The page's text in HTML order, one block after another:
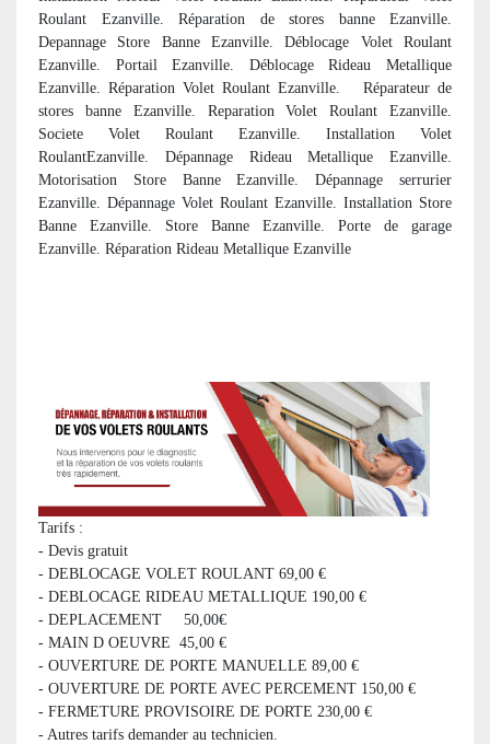
Roulant Ezanville. Réparation de stores banne Ezanville.
Depannage Store Banne Ezanville. Déblocage Volet Roulant
Ezanville. Portail Ezanville. Déblocage Rideau Metallique
Ezanville. Réparation Volet Roulant Ezanville. Réparateur de
stores banne Ezanville. Reparation Volet Roulant Ezanville.
Societe Volet Roulant Ezanville. Installation Volet
RoulantEzanville. Dépannage Rideau Metallique Ezanville.
Motorisation Store Banne Ezanville. Dépannage serrurier
Ezanville. Dépannage Volet Roulant Ezanville. Installation Store
Banne Ezanville. Store Banne Ezanville. Porte de garage
Ezanville. Réparation Rideau Metallique Ezanville
Tarifs :
- Devis gratuit
- DEBLOCAGE VOLET ROULANT 69,00 €
- DEBLOCAGE RIDEAU METALLIQUE 190,00 €
- DEPLACEMENT 50,00€
- MAIN D OEUVRE 45,00 €
- OUVERTURE DE PORTE MANUELLE 89,00 €
- OUVERTURE DE PORTE AVEC PERCEMENT 150,00 €
- FERMETURE PROVISOIRE DE PORTE 230,00 €
- Autres tarifs demander au technicien.